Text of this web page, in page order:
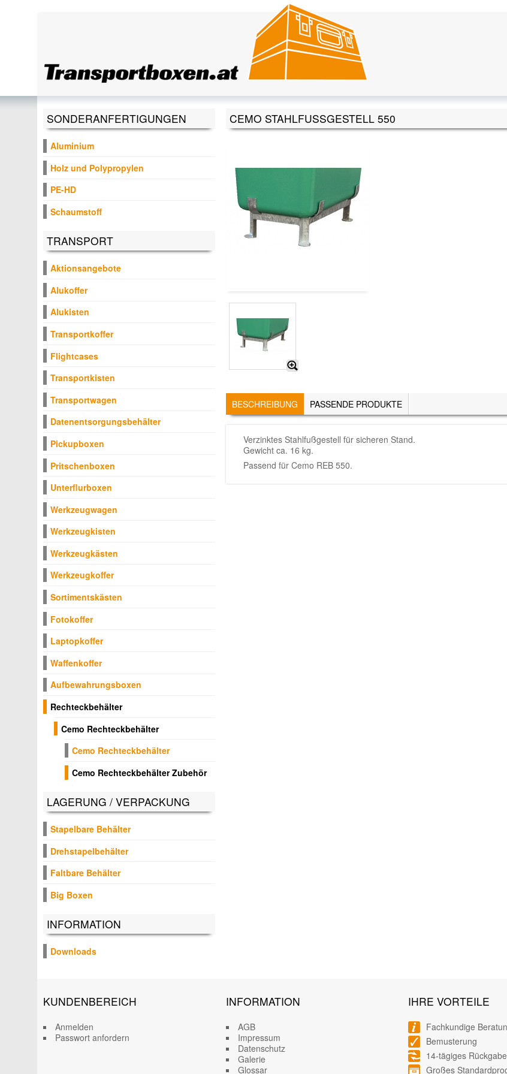
CEMO STAHLFUSSGESTELL 550
TABS
BESCHREIBUNG (AKTIVER
REITER)
PASSENDE PRODUKTE
Verzinktes Stahlfußgestell für sicheren Stand.
Gewicht ca. 16 kg.
Passend für Cemo REB 550.
SONDERANFERTIGUNGEN
Aluminium
Holz und Polypropylen
PE-HD
Schaumstoff
TRANSPORT
Aktionsangebote
Alukoffer
Alukisten
Transportkoffer
Flightcases
Transportkisten
Transportwagen
Datenentsorgungsbehälter
Pickupboxen
Pritschenboxen
Unterflurboxen
Werkzeugwagen
Werkzeugkisten
Werkzeugkästen
Werkzeugkoffer
Sortimentskästen
Fotokoffer
Laptopkoffer
Waffenkoffer
Aufbewahrungsboxen
Rechteckbehälter
Cemo Rechteckbehälter
Cemo Rechteckbehälter
Cemo Rechteckbehälter Zubehör
LAGERUNG / VERPACKUNG
Stapelbare Behälter
Drehstapelbehälter
Faltbare Behälter
Big Boxen
INFORMATION
Downloads
KUNDENBEREICH
Anmelden
Passwort anfordern
INFORMATION
AGB
Impressum
Datenschutz
Galerie
Glossar
IHRE VORTEILE
Fachkundige
Bemusterung
14-tägiges
Großes